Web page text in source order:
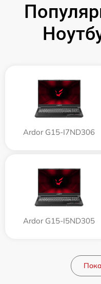
Ardor G15-I7ND306
Ardor G15-I5ND305